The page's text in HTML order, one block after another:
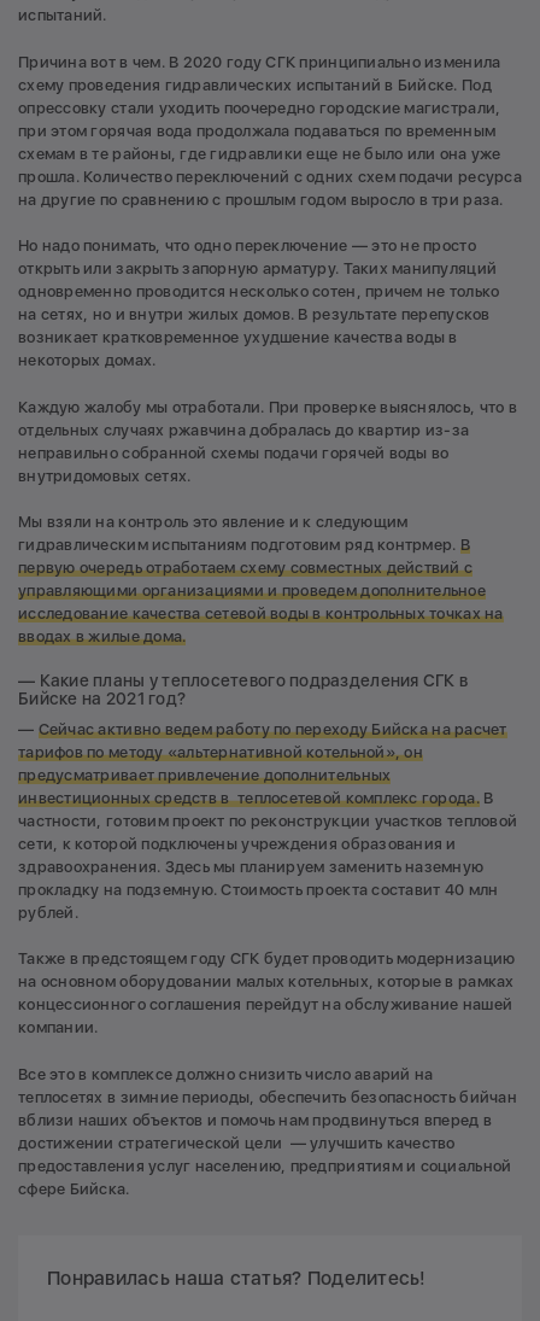
испытаний.
Причина вот в чем. В 2020 году СГК принципиально изменила
схему проведения гидравлических испытаний в Бийске. Под
опрессовку стали уходить поочередно городские магистрали,
при этом горячая вода продолжала подаваться по временным
схемам в те районы, где гидравлики еще не было или она уже
прошла. Количество переключений с одних схем подачи ресурса
на другие по сравнению с прошлым годом выросло в три раза.
Но надо понимать, что одно переключение — это не просто
открыть или закрыть запорную арматуру. Таких манипуляций
одновременно проводится несколько сотен, причем не только
на сетях, но и внутри жилых домов. В результате перепусков
возникает кратковременное ухудшение качества воды в
некоторых домах.
Каждую жалобу мы отработали. При проверке выяснялось, что в
отдельных случаях ржавчина добралась до квартир из-за
неправильно собранной схемы подачи горячей воды во
внутридомовых сетях.
Мы взяли на контроль это явление и к следующим
гидравлическим испытаниям подготовим ряд контрмер. В
первую очередь отработаем схему совместных действий с
управляющими организациями и проведем дополнительное
исследование качества сетевой воды в контрольных точках на
вводах в жилые дома.
— Какие планы у теплосетевого подразделения СГК в
Бийске на 2021 год?
— Сейчас активно ведем работу по переходу Бийска на расчет
тарифов по методу «альтернативной котельной», он
предусматривает привлечение дополнительных
инвестиционных средств в теплосетевой комплекс города.В
частности, готовим проект по реконструкции участков тепловой
сети, к которой подключены учреждения образования и
здравоохранения. Здесь мы планируем заменить наземную
прокладку на подземную. Стоимость проекта составит 40 млн
рублей.
Также в предстоящем году СГК будет проводить модернизацию
на основном оборудовании малых котельных, которые в рамках
концессионного соглашения перейдут на обслуживание нашей
компании.
Все это в комплексе должно снизить число аварий на
теплосетях в зимние периоды, обеспечить безопасность бийчан
вблизи наших объектов и помочь нам продвинуться вперед в
достижении стратегической цели — улучшить качество
предоставления услуг населению, предприятиям и социальной
сфере Бийска.
Понравилась наша статья? Поделитесь!